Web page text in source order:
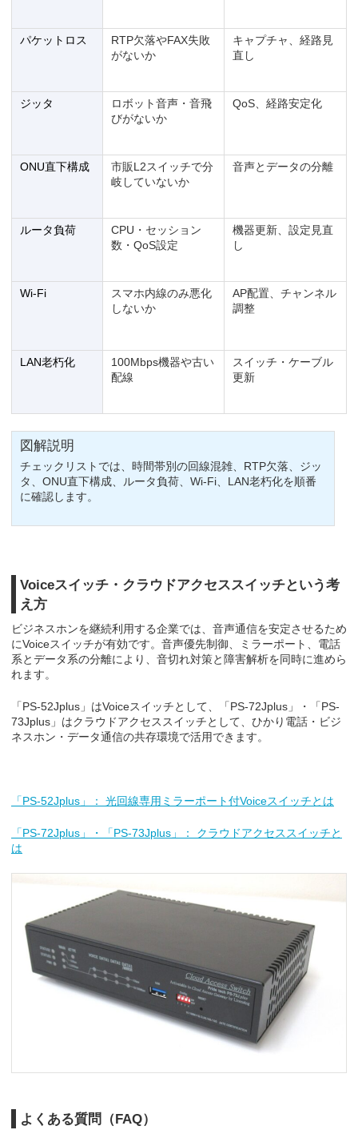
パケットロス
RTP欠落やFAX失敗
がないか
キャプチャ、経路見
直し
ジッタ
ロボット音声・音飛
びがないか
QoS、経路安定化
ONU直下構成
市販L2スイッチで分
岐していないか
音声とデータの分離
ルータ負荷
CPU・セッション
数・QoS設定
機器更新、設定見直
し
Wi-Fi
スマホ内線のみ悪化
しないか
AP配置、チャンネル
調整
LAN老朽化
100Mbps機器や古い
配線
スイッチ・ケーブル
更新
図解説明
チェックリストでは、時間帯別の回線混雑、RTP欠落、ジッ
タ、ONU直下構成、ルータ負荷、Wi-Fi、LAN老朽化を順番
に確認します。
Voiceスイッチ・クラウドアクセススイッチという考
え方
ビジネスホンを継続利用する企業では、音声通信を安定させるため
にVoiceスイッチが有効です。音声優先制御、ミラーポート、電話
系とデータ系の分離により、音切れ対策と障害解析を同時に進めら
れます。
「PS-52Jplus」はVoiceスイッチとして、「PS-72Jplus」・「PS-
73Jplus」はクラウドアクセススイッチとして、ひかり電話・ビジ
ネスホン・データ通信の共存環境で活用できます。
「PS-52Jplus」： 光回線専用ミラーポート付Voiceスイッチとは
「PS-72Jplus」・「PS-73Jplus」： クラウドアクセススイッチと
は
よくある質問（FAQ）